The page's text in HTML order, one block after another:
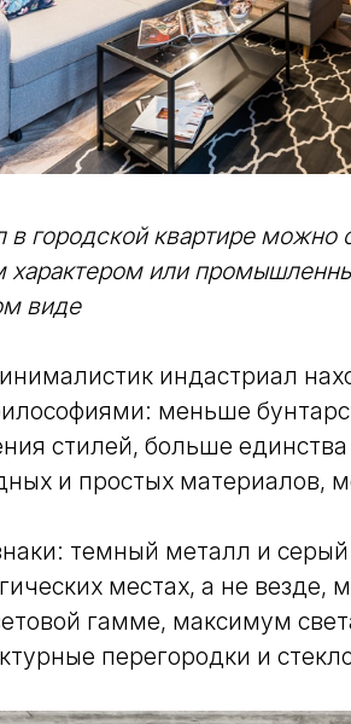
в городской квартире можно
или
виде
индастриал
меньше
стилей, больше единства
и простых материалов,
темный металл и
местах, а не везде,
гамме, максимум
перегородки и